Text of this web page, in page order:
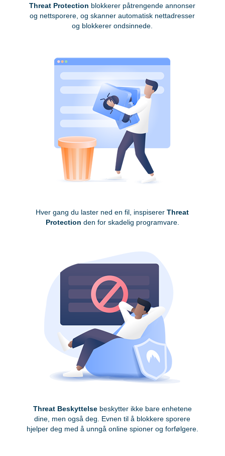
Threat Protection blokkerer påtrengende annonser
og nettsporere, og skanner automatisk nettadresser
og blokkerer ondsinnede.
Hver gang du laster ned en fil, inspisererThreat
Protection den for skadelig programvare.
Threat Beskyttelsebeskytter ikke bare enhetene
dine, men også deg. Evnen til å blokkere sporere
hjelper deg med å unngå online spioner og forfølgere.